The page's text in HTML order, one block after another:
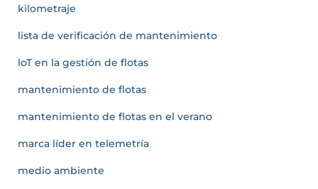
kilometraje
lista de verificación de mantenimiento
loT en la gestión de flotas
mantenimiento de flotas
mantenimiento de flotas en el verano
marca líder en telemetría
medio ambiente